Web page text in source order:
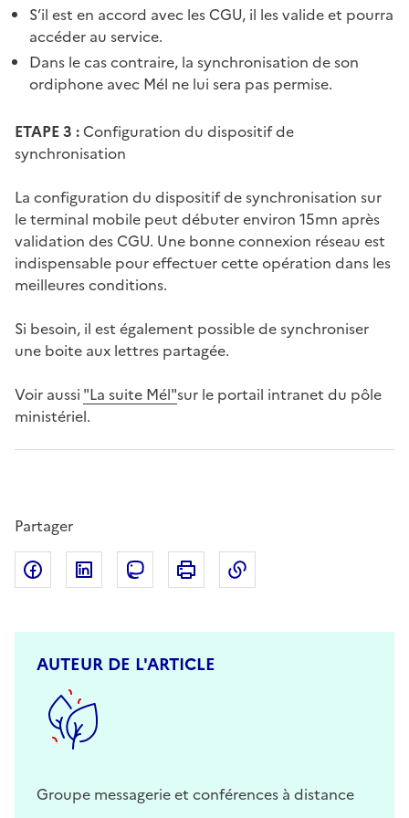
S’il est en accord avec les CGU, il les valide et pourra
accéder au service.
Dans le cas contraire, la synchronisation de son
ordiphone avec Mél ne lui sera pas permise.
ETAPE 3 : Configuration du dispositif de
synchronisation
La configuration du dispositif de synchronisation sur
le terminal mobile peut débuter environ 15mn après
validation des CGU. Une bonne connexion réseau est
indispensable pour effectuer cette opération dans les
meilleures conditions.
Si besoin, il est également possible de synchroniser
une boite aux lettres partagée.
Voir aussi "La suite Mél"sur le portail intranet du pôle
ministériel.
Partager
Partager sur Facebook
Partager sur LinkedIn
Partager sur Mastodon
Imprimer
AUTEUR DE L'ARTICLE
Groupe messagerie et conférences à distance